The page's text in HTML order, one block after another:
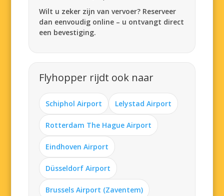
Wilt u zeker zijn van vervoer? Reserveer
dan eenvoudig online – u ontvangt direct
een bevestiging.
Flyhopper rijdt ook naar
Schiphol Airport Lelystad Airport
Rotterdam The Hague Airport
Eindhoven Airport
Düsseldorf Airport
Brussels Airport (Zaventem)